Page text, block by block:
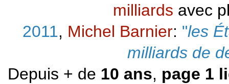
milliards avec
2011, Michel Barnier: "les
milliards de
Depuis + de 10 ans, page 1